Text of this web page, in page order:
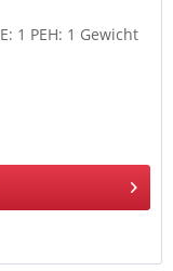
1 PEH: 1 Gewicht